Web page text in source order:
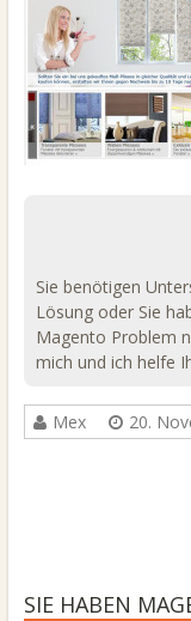
Sie benötigen
Lösung oder Sie
Magento Problem
mich und ich helfe
Mex 20.
SIE HABEN